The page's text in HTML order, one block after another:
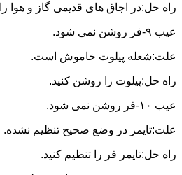
راه حل:در اجاق های قدیمی گاز و هوا
عیب ۹-فر روشن نمی شود.
علت:شعله پیلوت خاموش است.
راه حل:پیلوت را روشن کنید.
عیب ۱۰-فر روشن نمی شود.
علت:تایمر در وضع صحیح تنظیم نشده.
راه حل:تایمر فر را تنظیم کنید.